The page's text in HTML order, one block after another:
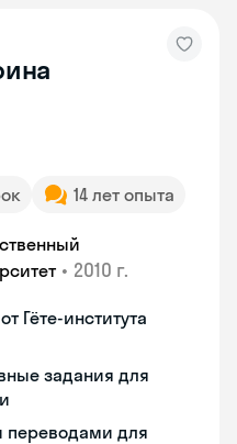
14 лет опыта
• 2010 г.
Гёте-института
задания для
переводами для